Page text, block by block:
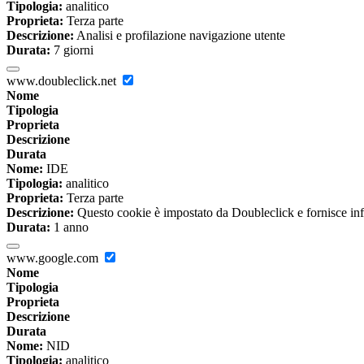
Tipologia: analitico
Proprieta: Terza parte
Descrizione: Analisi e profilazione navigazione utente
Durata: 7 giorni
www.doubleclick.net
Nome
Tipologia
Proprieta
Descrizione
Durata
Nome: IDE
Tipologia: analitico
Proprieta: Terza parte
Descrizione: Questo cookie è impostato da Doubleclick e fornisce
Durata: 1 anno
www.google.com
Nome
Tipologia
Proprieta
Descrizione
Durata
Nome: NID
Tipologia: analitico